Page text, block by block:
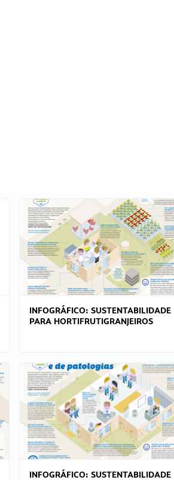
INFOGRÁFICO: SUSTENTABILIDADE
PARA HORTIFRUTIGRANJEIROS
INFOGRÁFICO: SUSTENTABILIDADE